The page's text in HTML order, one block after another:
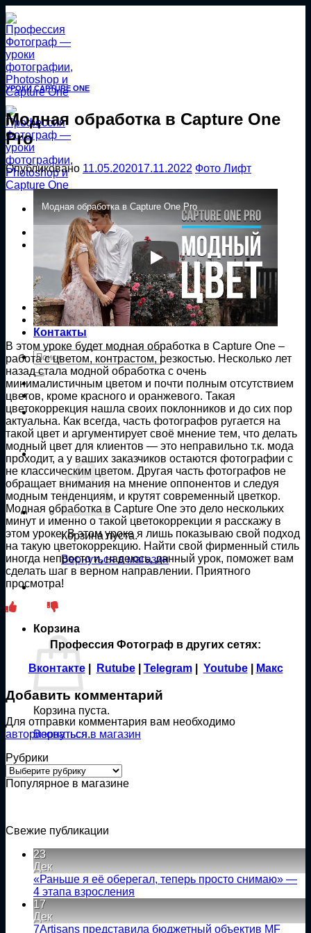
Перейти
к
содержанию
Главная
Уроки Photoshop
Уроки Capture One
Уроки Lightroom
Экшены Photoshop
Магазин
Публикации
Контакты
Искать:
Корзина пуста.
Вернуться в магазин
Корзина
Корзина пуста.
Вернуться в магазин
УРОКИ CAPTURE ONE
Модная обработка в Capture One
Pro
Опубликовано 11.05.202017.11.2022 Фото Лифт
Модная обработка в Capture One Pro
В этом уроке будет модная обработка в Capture One –
работа с цветом, контрастом, резкостью. Несколько лет
назад стала модной обработка с очень
минималистичным цветом и почти полным отсутствием
цветов, кроме красного и оранжевого. Такая
цветокоррекция нашла своих поклонников и до сих пор
актуальна. Как всегда, часть фотографов ругается на
такой цвет и аргументирует своё мнение тем, что делать
модный цвет для клиентов — это неправильно т.к. мода
проходит, а у ваших заказчиков остаются фотографии с
не классическим цветом. Другая часть фотографов не
обращает внимания на мнение оппонентов и следуя
модным тенденциям, и крутят современный цветкор.
Модная обработка в Capture One это дело нескольких
минут и именно о такой цветокоррекции я расскажу в
этом уроке. В этом уроке я лишь показываю свой подход
на такую цветокоррекцию. Найти свой фирменный стиль
иногда непросто и, надеюсь, данный урок, поможет вам
сделать шаг в верном направлении. Приятного
просмотра!
Профессия Фотограф в других сетях:
Вконтакте| Rutube| Telegram| Youtube| Макс
Добавить комментарий
Для отправки комментария вам необходимо
авторизоваться.
Рубрики
Рубрики
Популярное в магазине
Свежие публикации
23
Дек
«Раньше я её оберегал, теперь просто снимаю» —
4 этапа взросления
«Раньше
17
Дек
7Artisans представила бюджетный объектив MF